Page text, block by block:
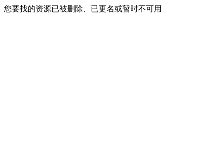
您要找的资源已被删除、已更名或暂时不可用